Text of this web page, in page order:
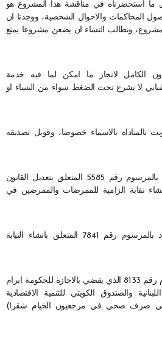
ما استحضرناه في مناقشة هذا المشروع هو
المحاكمات والاحوال الشخصية، ووجدنا ان
ونطالب النساء ان يضعن مشروعا يمنع
الكامل لانجاز ما امكن لما فيه خدمة
لا يشرع تحت الضغط سواء من النساء او
بالمناداة بالاسماء خصوصا، وقوبل تصديقه
ثم طرح مشروع القانون الوارد بالمرسوم رقم 5585 المتعلق بتعديل القانون
479 تاريخ 12/12/2002 انشاء نقابة الزامية للممرضات والممرضين في
ثم طرح مشروع القانون الوارد بالمرسوم رقم 7841 المتعلق بانشاء النيابة
ثم طرح القانون الوارد بالمرسوم رقم 8133 الذي يقضي بالاجازة للحكومة ابرام
والصندوق الكويتي للتنمية الاقتصادية
صرف صحي في مرجعيون الخيام شقرا)